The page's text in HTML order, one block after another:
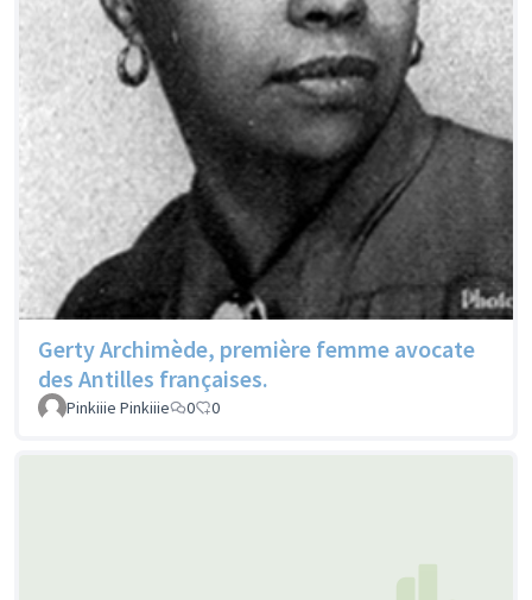
Gerty Archimède, première femme avocate
des Antilles françaises.
Pinkiiie Pinkiiie 0 0